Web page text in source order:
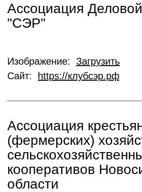
Ассоциация
"СЭР"
Изображение: Загрузить
Сайт:
https://клубсэр.рф
Ассоциация
(фермерских)
кооперативов
области